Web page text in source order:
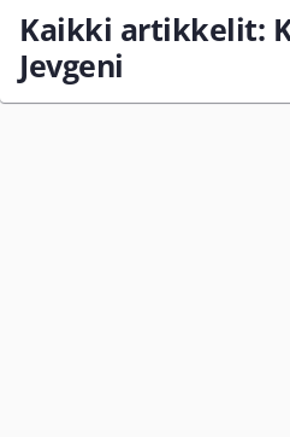
Kaikki artikkelit:
Jevgeni